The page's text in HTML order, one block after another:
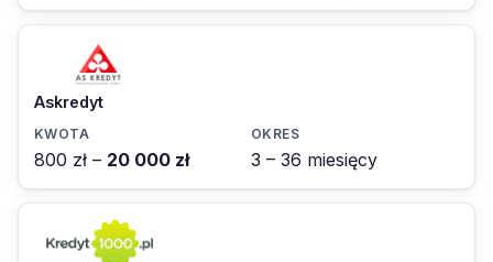
Askredyt
800 zł – 20 000 zł 3 – 36 miesięcy